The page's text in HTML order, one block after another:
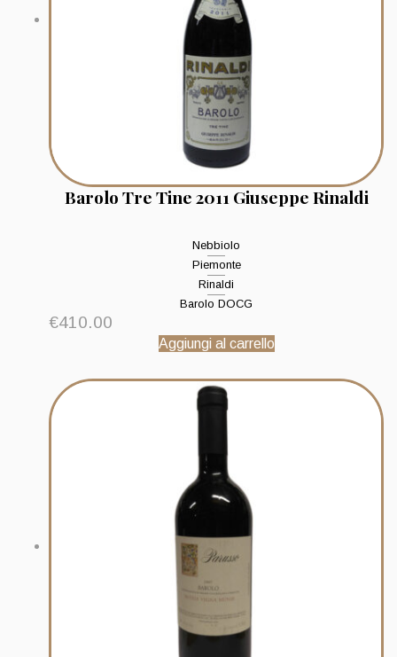
Barolo Tre Tine 2011 Giuseppe Rinaldi
Nebbiolo
Piemonte
Rinaldi
Barolo DOCG
€410.00
Aggiungi al carrello